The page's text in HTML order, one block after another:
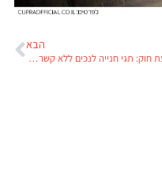
הבא
הצעת חוק: תגי חנייה לנכים ללא קשר למכונית ספציפית